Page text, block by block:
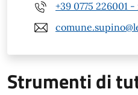
+39 0775 226001 -
Strumenti di